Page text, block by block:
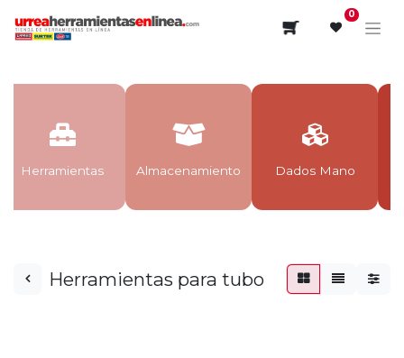
0
Herramientas Almacenamiento Dados Mano
Herramientas para tubo